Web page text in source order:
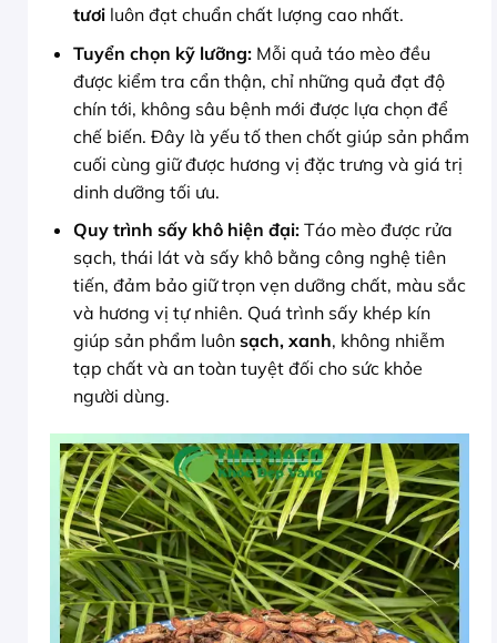
tươiluôn đạt chuẩn chất lượng cao nhất.
Tuyển chọn kỹ lưỡng:Mỗi quả táo mèo đều
được kiểm tra cẩn thận, chỉ những quả đạt độ
chín tới, không sâu bệnh mới được lựa chọn để
chế biến. Đây là yếu tố then chốt giúp sản phẩm
cuối cùng giữ được hương vị đặc trưng và giá trị
dinh dưỡng tối ưu.
Quy trình sấy khô hiện đại:Táo mèo được rửa
sạch, thái lát và sấy khô bằng công nghệ tiên
tiến, đảm bảo giữ trọn vẹn dưỡng chất, màu sắc
và hương vị tự nhiên. Quá trình sấy khép kín
giúp sản phẩm luôn sạch, xanh, không nhiễm
tạp chất và an toàn tuyệt đối cho sức khỏe
người dùng.